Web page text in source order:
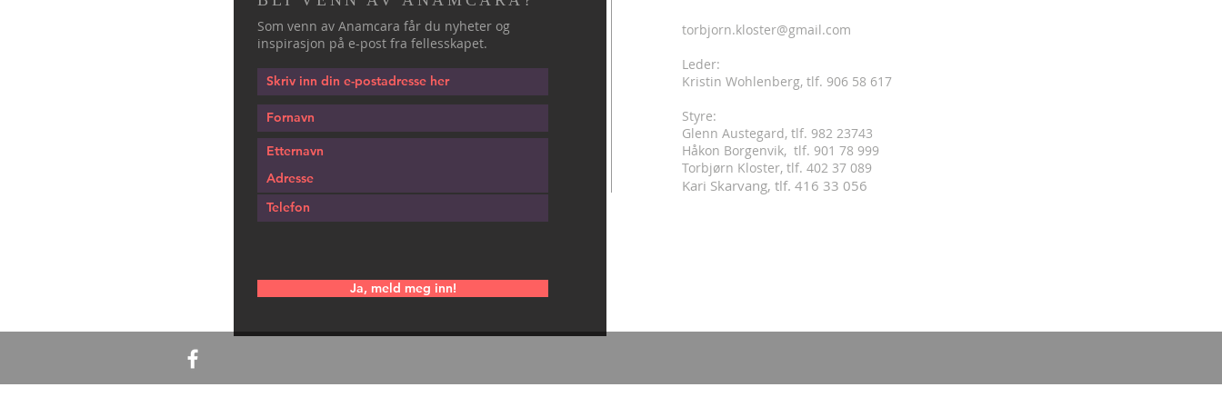
Som venn av Anamcara får du nyheter og
inspirasjon på e-post fra fellesskapet.
Ja, meld meg inn!
torbjorn.kloster@gmail.com
Leder:
Kristin Wohlenberg, tlf. 906 58 617
Styre:
Glenn Austegard, tlf. 982 23743
Håkon Borgenvik, tlf. 901 78 999
Torbjørn Kloster, tlf. 402 37 089
Kari Skarvang, tlf. 416 33 056